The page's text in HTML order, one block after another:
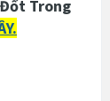
Trong